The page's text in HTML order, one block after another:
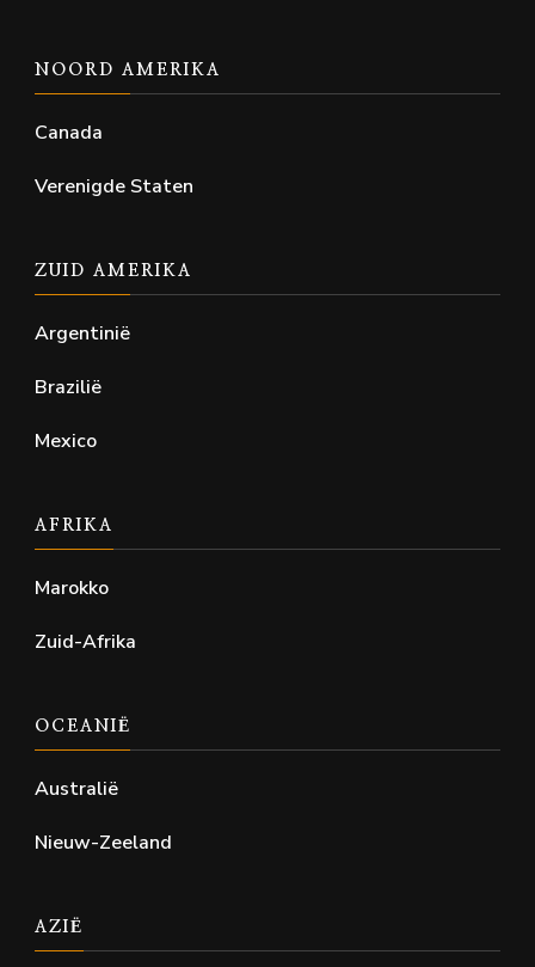
NOORD AMERIKA
Canada
Verenigde Staten
ZUID AMERIKA
Argentinië
Brazilië
Mexico
AFRIKA
Marokko
Zuid-Afrika
OCEANIË
Australië
Nieuw-Zeeland
AZIË